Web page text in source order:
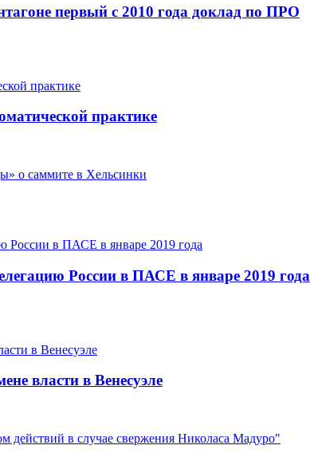
первый с 2010 года доклад по ПРО
практике
о саммите в Хельсинки
России в ПАСЕ в январе 2019 года
власти в Венесуэле
действий в случае свержения Николаса Мадуро"